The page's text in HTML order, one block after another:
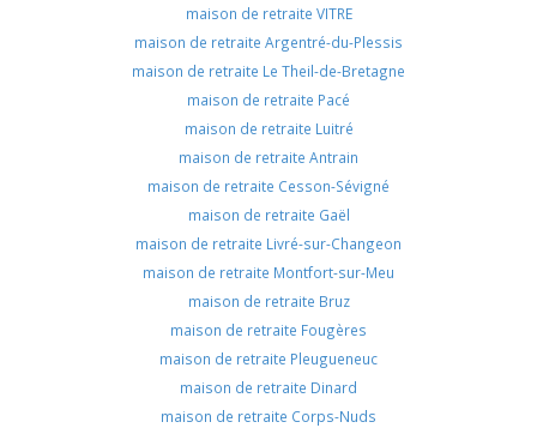
maison de retraite VITRE
maison de retraite Argentré-du-Plessis
maison de retraite Le Theil-de-Bretagne
maison de retraite Pacé
maison de retraite Luitré
maison de retraite Antrain
maison de retraite Cesson-Sévigné
maison de retraite Gaël
maison de retraite Livré-sur-Changeon
maison de retraite Montfort-sur-Meu
maison de retraite Bruz
maison de retraite Fougères
maison de retraite Pleugueneuc
maison de retraite Dinard
maison de retraite Corps-Nuds